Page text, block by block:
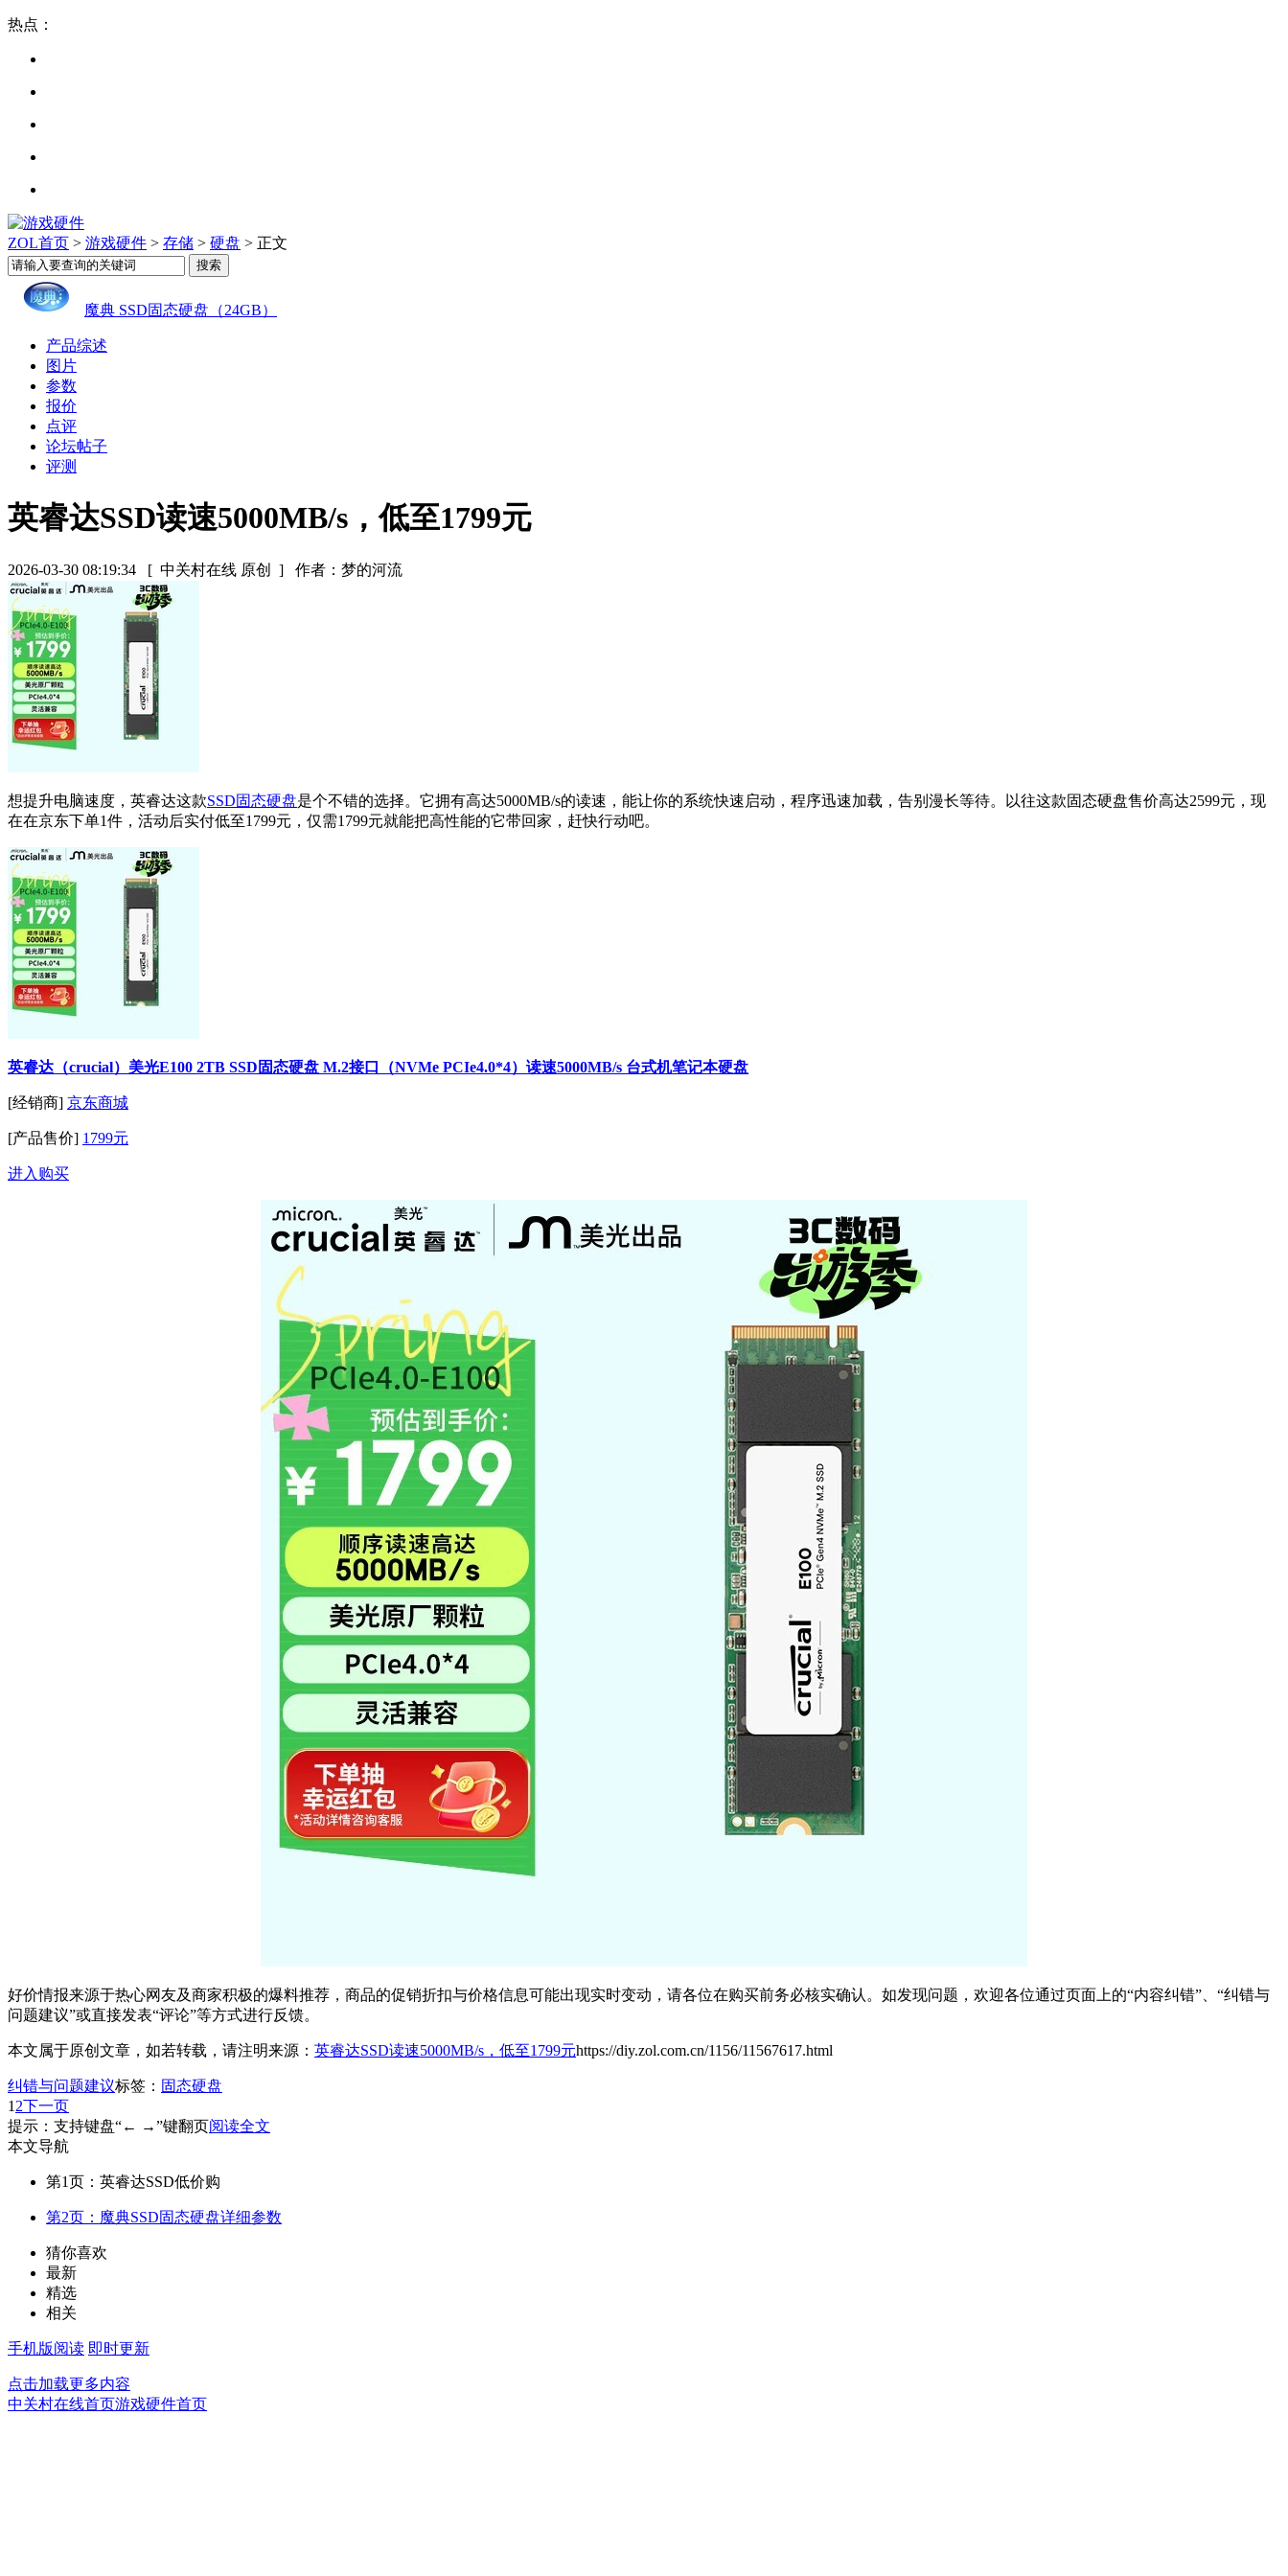
热点：
ZOL首页 > 游戏硬件 > 存储 > 硬盘 > 正文
魔典 SSD固态硬盘（24GB）
产品综述
图片
参数
报价
点评
论坛帖子
评测
英睿达SSD读速5000MB/s，低至1799元
2026-03-30 08:19:34 [ 中关村在线 原创 ] 作者：梦的河流
想提升电脑速度，英睿达这款SSD固态硬盘是个不错的选择。它拥有高达5000MB/s的读速，能让你的系统快速启动，程序迅速加载，告别漫长等待。以往这款固态硬盘售价高达2599元，现
在在京东下单1件，活动后实付低至1799元，仅需1799元就能把高性能的它带回家，赶快行动吧。
英睿达（crucial）美光E100 2TB SSD固态硬盘 M.2接口（NVMe PCIe4.0*4）读速5000MB/s 台式机笔记本硬盘
[经销商] 京东商城
[产品售价] 1799元
进入购买
好价情报来源于热心网友及商家积极的爆料推荐，商品的促销折扣与价格信息可能出现实时变动，请各位在购买前务必核实确认。如发现问题，欢迎各位通过页面上的“内容纠错”、“纠错与
问题建议”或直接发表“评论”等方式进行反馈。
本文属于原创文章，如若转载，请注明来源： 英睿达SSD读速5000MB/s，低至1799元https://diy.zol.com.cn/1156/11567617.html
纠错与问题建议标签： 固态硬盘
1 2下一页
提示：支持键盘“← →”键翻页阅读全文
本文导航
第1页：英睿达SSD低价购
第2页：魔典SSD固态硬盘详细参数
猜你喜欢
最新
精选
相关
手机版阅读 即时更新
点击加载更多内容
中关村在线首页游戏硬件首页